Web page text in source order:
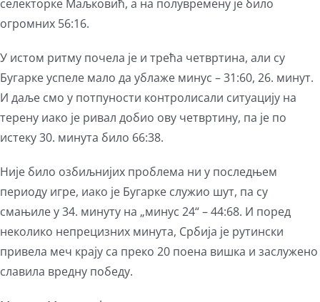
селекторке Маљковић, а на полувремену је било
огромних 56:16.
У истом ритму почела је и трећа четвртина, али су
Бугарке успеле мало да ублаже минус – 31:60, 26. минут.
И даље смо у потпуности контролисали ситуацију на
терену иако је ривал добио ову четвртину, па је по
истеку 30. минута било 66:38.
Није било озбиљнијих проблема ни у последњем
периоду игре, иако је Бугарке служио шут, па су
смањиле у 34. минуту на „минус 24“ – 44:68. И поред
неколико непрецизних минута, Србија је рутински
привела меч крају са преко 20 поена вишка и заслужено
славила вредну победу.